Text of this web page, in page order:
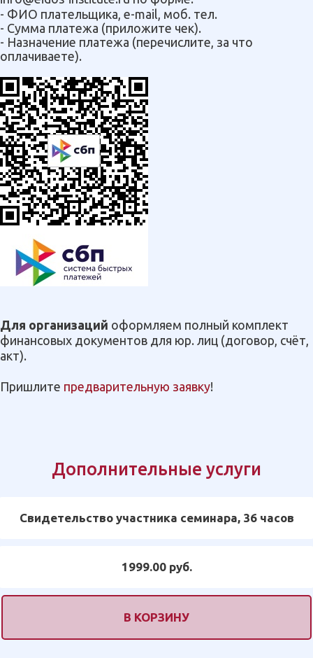
- ФИО плательщика, e-mail, моб. тел.
- Сумма платежа (приложите чек).
- Назначение платежа (перечислите, за что
оплачиваете).
Для организаций оформляем полный комплект
финансовых документов для юр. лиц (договор, счёт,
акт).
Пришлите предварительную заявку!
Дополнительные услуги
Свидетельство участника семинара, 36 часов
1999.00 руб.
В КОРЗИНУ